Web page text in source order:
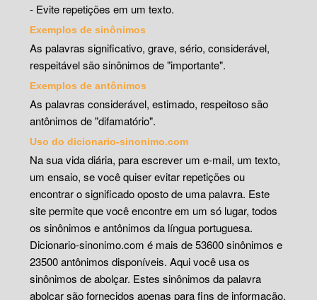
- Evite repetições em um texto.
Exemplos de sinônimos
As palavras significativo, grave, sério, considerável,
respeitável são sinônimos de "importante".
Exemplos de antônimos
As palavras considerável, estimado, respeitoso são
antônimos de "difamatório".
Uso do dicionario-sinonimo.com
Na sua vida diária, para escrever um e-mail, um texto,
um ensaio, se você quiser evitar repetições ou
encontrar o significado oposto de uma palavra. Este
site permite que você encontre em um só lugar, todos
os sinônimos e antônimos da língua portuguesa.
Dicionario-sinonimo.com é mais de 53600 sinônimos e
23500 antônimos disponíveis. Aqui você usa os
sinônimos de abolçar. Estes sinônimos da palavra
abolçar são fornecidos apenas para fins de informação.